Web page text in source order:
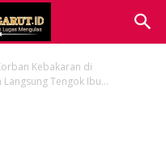
Kebakaran di
Langsung Tengok Ibu...